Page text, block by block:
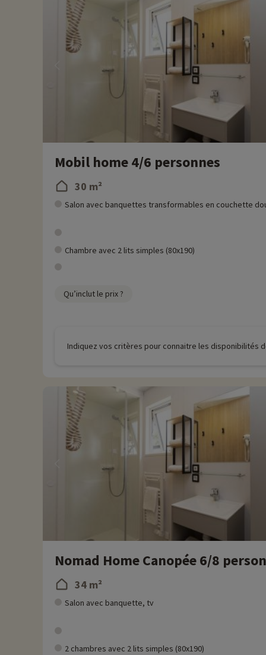
remise directement en ligne après avoir choisi votre
Plus d'informations
• Animaux de compagnie acceptés, en supplément
Mobil home 4/6 personnes
30 m²
Salon avec banquettes transformables en couchette
Chambre avec 2 lits simples (80x190)
Qu’inclut le prix ?
Indiquez vos critères pour connaitre les disponibilités
Nomad Home Canopée 6/8
34 m²
Salon avec banquette, tv
2 chambres avec 2 lits simples (80x190)